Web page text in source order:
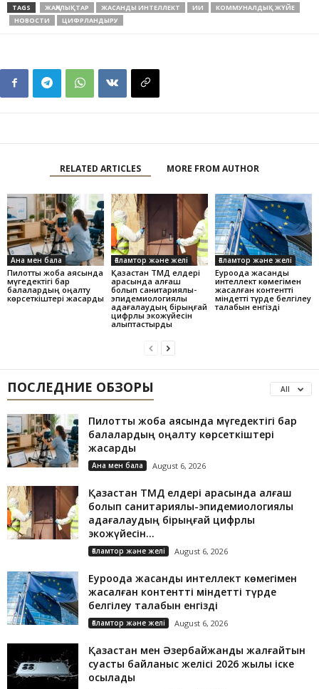
TAGS ЖАҢАЛЫҚТАР ЖАСАНДЫ ИНТЕЛЛЕКТ ИИ
КОММУНАЛДЫҚ ЖҮЙЕ
НОВОСТИ
ЦИФРЛАНДЫРУ
RELATED ARTICLES MORE FROM AUTHOR
Ана мен бала
Пилоттық жоба аясында
мүгедектігі бар
балалардың оңалту
көрсеткіштері жақсарды
Ғаламтор және желі
Қазақстан ТМД елдері
арасында алғаш
болып санитариялық-
эпидемиологиялық
қадағалаудың бірыңғай
цифрлық экожүйесін
қалыптастырды
Ғаламтор және желі
Еуроодақ жасанды
интеллект көмегімен
жасалған контентті
міндетті түрде белгілеу
талабын енгізді
ПОСЛЕДНИЕ ОБЗОРЫ All
Пилоттық жоба аясында мүгедектігі бар
балалардың оңалту көрсеткіштері
жақсарды
Ана мен бала August 6, 2026
Қазақстан ТМД елдері арасында алғаш
болып санитариялық-эпидемиологиялық
қадағалаудың бірыңғай цифрлық
экожүйесін...
Ғаламтор және желі August 6, 2026
Еуроодақ жасанды интеллект көмегімен
жасалған контентті міндетті түрде
белгілеу талабын енгізді
Ғаламтор және желі August 6, 2026
Қазақстан мен Әзербайжанды жалғайтын
суасты байланыс желісі 2026 жылы іске
қосылады